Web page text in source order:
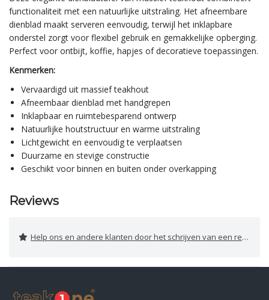
functionaliteit met een natuurlijke uitstraling. Het afneembare
dienblad maakt serveren eenvoudig, terwijl het inklapbare
onderstel zorgt voor flexibel gebruik en gemakkelijke opberging.
Perfect voor ontbijt, koffie, hapjes of decoratieve toepassingen.
Kenmerken:
Vervaardigd uit massief teakhout
Afneembaar dienblad met handgrepen
Inklapbaar en ruimtebesparend ontwerp
Natuurlijke houtstructuur en warme uitstraling
Lichtgewicht en eenvoudig te verplaatsen
Duurzame en stevige constructie
Geschikt voor binnen en buiten onder overkapping
Reviews
Help ons en andere klanten door het schrijven van een review